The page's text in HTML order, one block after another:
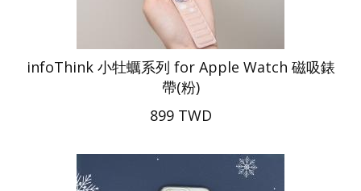
infoThink 小牡蠣系列 for Apple Watch 磁吸錶
帶(粉)
899 TWD